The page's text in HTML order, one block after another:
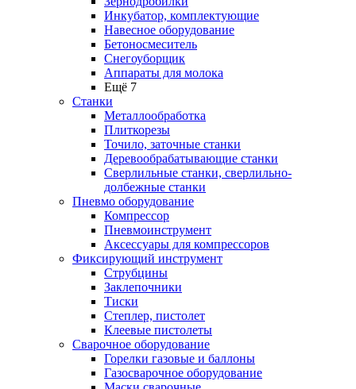
Инкубатор, комплектующие
Навесное оборудование
Бетоносмеситель
Снегоуборщик
Аппараты для молока
Ещё 7
Станки
Металлообработка
Плиткорезы
Точило, заточные станки
Деревообрабатывающие станки
Сверлильные станки, сверлильно-
долбежные станки
Пневмо оборудование
Компрессор
Пневмоинструмент
Аксессуары для компрессоров
Фиксирующий инструмент
Струбцины
Заклепочники
Тиски
Степлер, пистолет
Клеевые пистолеты
Сварочное оборудование
Горелки газовые и баллоны
Газосварочное оборудование